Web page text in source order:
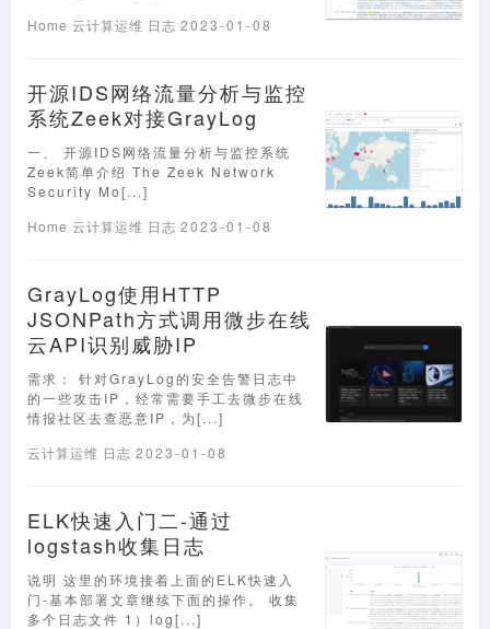
Home 云计算运维 日志 2023-01-08
开源IDS网络流量分析与监控
系统Zeek对接GrayLog
一、 开源IDS网络流量分析与监控系统
Zeek简单介绍 The Zeek Network
Security Mo[...]
Home 云计算运维 日志 2023-01-08
GrayLog使用HTTP
JSONPath方式调用微步在线
云API识别威胁IP
需求： 针对GrayLog的安全告警日志中
的一些攻击IP，经常需要手工去微步在线
情报社区去查恶意IP，为[...]
云计算运维 日志 2023-01-08
ELK快速入门二-通过
logstash收集日志
说明 这里的环境接着上面的ELK快速入
门-基本部署文章继续下面的操作。 收集
多个日志文件 1）log[...]